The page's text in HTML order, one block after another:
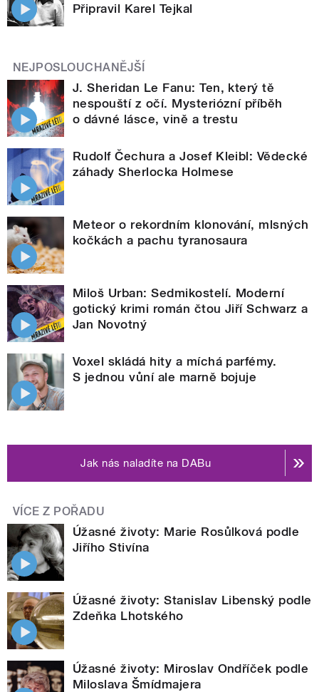
Připravil Karel Tejkal
NEJPOSLOUCHANĚJŠÍ
J. Sheridan Le Fanu: Ten, který tě
nespouští z očí. Mysteriózní příběh
o dávné lásce, vině a trestu
Rudolf Čechura a Josef Kleibl: Vědecké
záhady Sherlocka Holmese
Meteor o rekordním klonování, mlsných
kočkách a pachu tyranosaura
Miloš Urban: Sedmikostelí. Moderní
gotický krimi román čtou Jiří Schwarz a
Jan Novotný
Voxel skládá hity a míchá parfémy.
S jednou vůní ale marně bojuje
Jak nás naladíte na DABu
VÍCE Z POŘADU
Úžasné životy: Marie Rosůlková podle
Jiřího Stivína
Úžasné životy: Stanislav Libenský podle
Zdeňka Lhotského
Úžasné životy: Miroslav Ondříček podle
Miloslava Šmídmajera